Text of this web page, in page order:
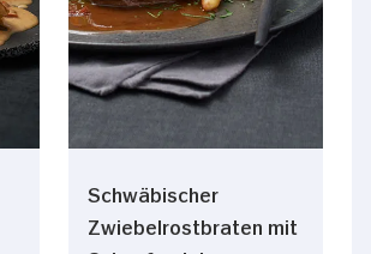
Schwäbischer
Zwiebelrostbraten mit